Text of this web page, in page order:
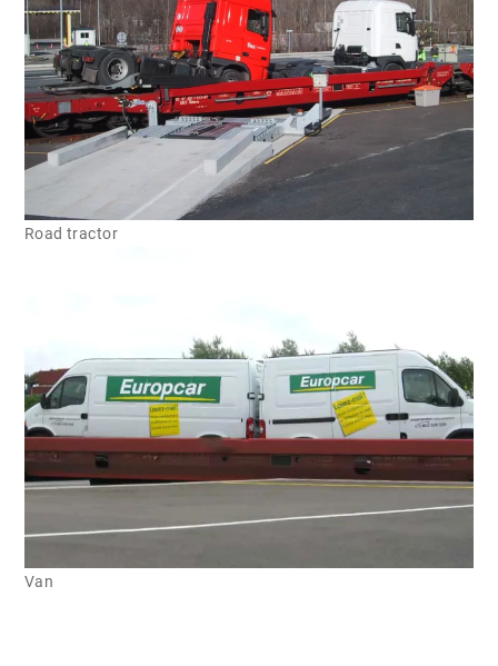
Road tractor
Van